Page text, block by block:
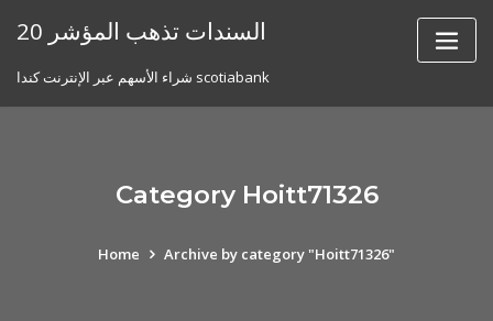
20 السندات تذهب المؤشر
شراء الأسهم عبر الإنترنت كندا scotiabank
Category Hoitt71326
Home Archive by category "Hoitt71326"